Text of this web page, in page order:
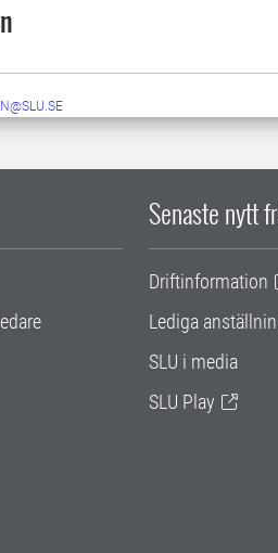
Senaste nytt
Driftinformation
Lediga
SLU i media
SLU Play